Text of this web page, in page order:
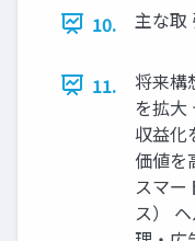
10. 主な取
11.
将来構
を拡大
収益化
価値を
スマー
ス）